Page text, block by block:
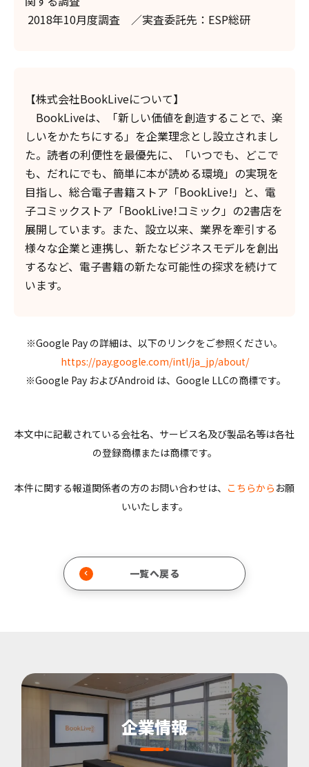
2018年10月度調査 ／実査委託先：ESP総研
【株式会社BookLiveについて】
BookLiveは、「新しい価値を創造することで、楽
しいをかたちにする」を企業理念とし設立されまし
た。読者の利便性を最優先に、「いつでも、どこで
も、だれにでも、簡単に本が読める環境」の実現を
目指し、総合電子書籍ストア「BookLive!」と、電
子コミックストア「BookLive!コミック」の2書店を
展開しています。また、設立以来、業界を牽引する
様々な企業と連携し、新たなビジネスモデルを創出
するなど、電子書籍の新たな可能性の探求を続けて
います。
※Google Pay の詳細は、以下のリンクをご参照ください。
https://pay.google.com/intl/ja_jp/about/
※Google Pay およびAndroid は、Google LLCの商標です。
本文中に記載されている会社名、サービス名及び製品名等は各社
の登録商標または商標です。
本件に関する報道関係者の方のお問い合わせは、 こちらから お願
いいたします。
一覧へ戻る
企業情報